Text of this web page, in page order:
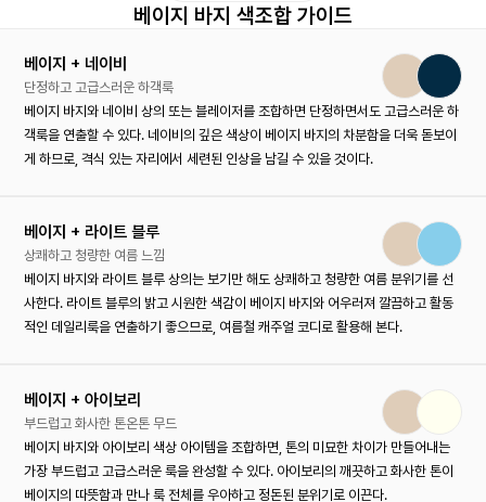
베이지 바지 색조합 가이드
베이지 + 네이비
단정하고 고급스러운 하객룩
베이지 바지와 네이비 상의 또는 블레이저를 조합하면 단정하면서도 고급스러운 하
객룩을 연출할 수 있다. 네이비의 깊은 색상이 베이지 바지의 차분함을 더욱 돋보이
게 하므로, 격식 있는 자리에서 세련된 인상을 남길 수 있을 것이다.
베이지 + 라이트 블루
상쾌하고 청량한 여름 느낌
베이지 바지와 라이트 블루 상의는 보기만 해도 상쾌하고 청량한 여름 분위기를 선
사한다. 라이트 블루의 밝고 시원한 색감이 베이지 바지와 어우러져 깔끔하고 활동
적인 데일리룩을 연출하기 좋으므로, 여름철 캐주얼 코디로 활용해 본다.
베이지 + 아이보리
부드럽고 화사한 톤온톤 무드
베이지 바지와 아이보리 색상 아이템을 조합하면, 톤의 미묘한 차이가 만들어내는
가장 부드럽고 고급스러운 룩을 완성할 수 있다. 아이보리의 깨끗하고 화사한 톤이
베이지의 따뜻함과 만나 룩 전체를 우아하고 정돈된 분위기로 이끈다.